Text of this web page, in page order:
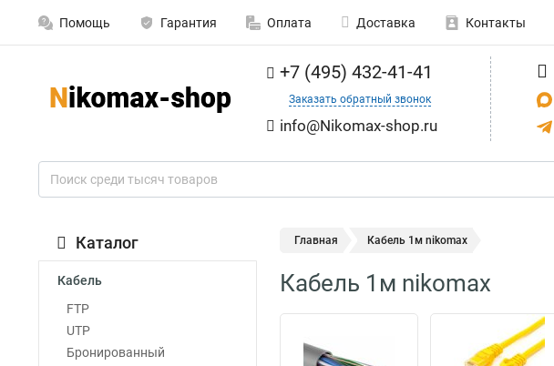
Помощь Гарантия Оплата Доставка Контакты
+7 (495) 432-41-41
Заказать обратный звонок
info@Nikomax-shop.ru
Каталог
Кабель
FTP
UTP
Бронированный
Главная Кабель 1м nikomax
Кабель 1м nikomax